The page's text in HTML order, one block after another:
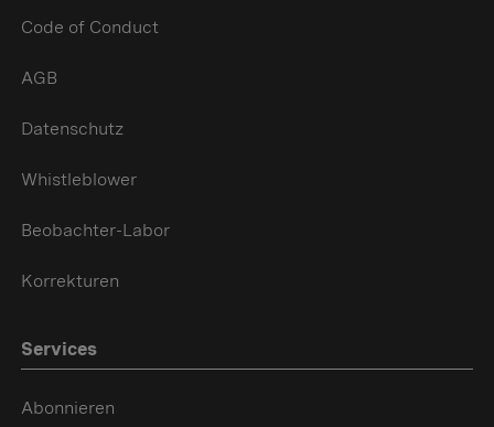
Code of Conduct
AGB
Datenschutz
Whistleblower
Beobachter-Labor
Korrekturen
Services
Abonnieren